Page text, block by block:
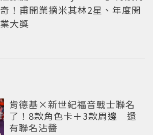
奇！甫開業摘米其林2星、年度開
業大獎
肯德基×新世紀福音戰士聯名
了！8款角色卡＋3款周邊 還
有聯名沾醬